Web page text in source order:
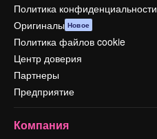
Политика конфиденциальности
Оригиналы Новое
Политика файлов cookie
Центр доверия
Партнеры
Предприятие
Компания